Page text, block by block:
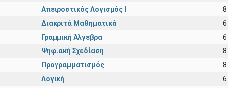
Απειροστικός Λογισμός Ι 8
Διακριτά Μαθηματικά 6
Γραμμική Άλγεβρα 6
Ψηφιακή Σχεδίαση 8
Προγραμματισμός 8
Λογική 6